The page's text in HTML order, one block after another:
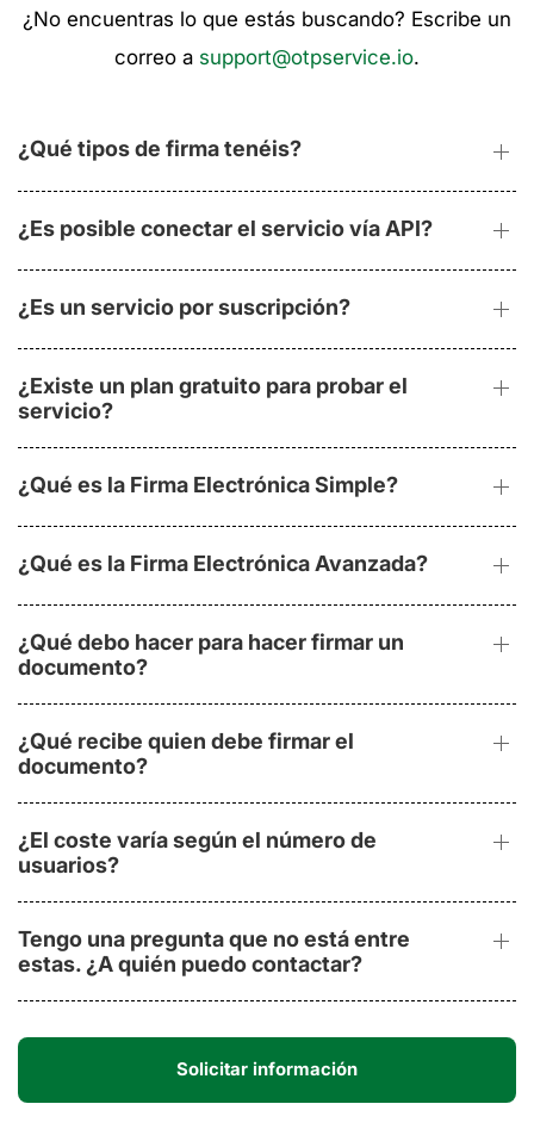
¿No encuentras lo que estás buscando? Escribe un
correo a support@otpservice.io.
¿Qué tipos de firma tenéis?
¿Es posible conectar el servicio vía API?
¿Es un servicio por suscripción?
¿Existe un plan gratuito para probar el
servicio?
¿Qué es la Firma Electrónica Simple?
¿Qué es la Firma Electrónica Avanzada?
¿Qué debo hacer para hacer firmar un
documento?
¿Qué recibe quien debe firmar el
documento?
¿El coste varía según el número de
usuarios?
Tengo una pregunta que no está entre
estas. ¿A quién puedo contactar?
Solicitar información